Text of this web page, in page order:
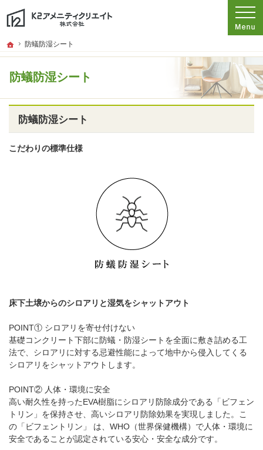
ホーム
防蟻防湿シート
防蟻防湿シート
プロの目線からご提案。愛知県名古屋市の注文住宅・新築戸建てを手がける工務
愛知県名古屋市の新築・注文住宅・新築戸建てを手がける工務店ならK2アメニテ
防蟻防湿シート
こだわりの標準仕様
床下土壌からのシロアリと湿気をシャットアウト
POINT① シロアリを寄せ付けない
基礎コンクリート下部に防蟻・防湿シートを全面に敷き詰める工
法で、シロアリに対する忌避性能によって地中から侵入してくる
シロアリをシャットアウトします。
POINT② 人体・環境に安全
高い耐久性を持ったEVA樹脂にシロアリ防除成分である「ビフェン
トリン」を保持させ、高いシロアリ防除効果を実現しました。こ
の「ビフェントリン」 は、WHO（世界保健機構）で人体・環境に
安全であることが認定されている安心・安全な成分です。